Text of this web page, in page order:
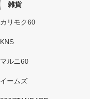
雑貨
カリモク60
KNS
マルニ60
イームズ